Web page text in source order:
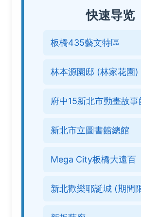
快速导览
板橋435藝文特區
林本源園邸 (林家花園)
府中15新北市動畫故事
新北市立圖書館總館
Mega City板橋大遠百
新北歡樂耶誕城 (期間